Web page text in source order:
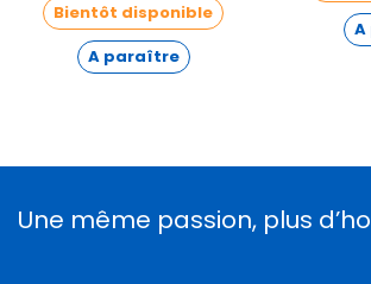
Bientôt disponible
A paraître
Une même passion, plus